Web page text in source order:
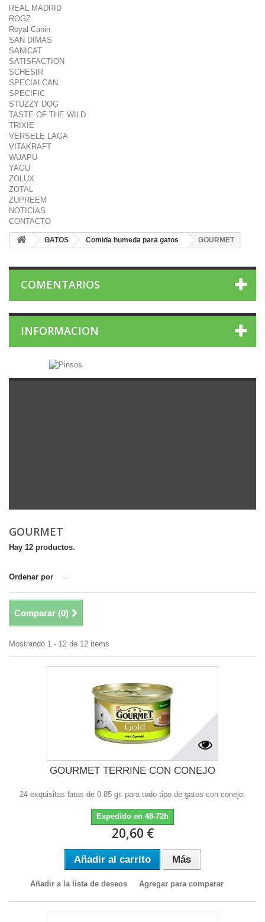
REAL MADRID
ROGZ
Royal Canin
SAN DIMAS
SANICAT
SATISFACTION
SCHESIR
SPECIALCAN
SPECIFIC
STUZZY DOG
TASTE OF THE WILD
TRIXIE
VERSELE LAGA
VITAKRAFT
WUAPU
YAGU
ZOLUX
ZOTAL
ZUPREEM
NOTICIAS
CONTACTO
GATOS Comida humeda para gatos GOURMET
COMENTARIOS
INFORMACION
GOURMET
Hay 12 productos.
Ordenar por --
Comparar (0)
Mostrando 1 - 12 de 12 items
GOURMET TERRINE CON CONEJO
24 exquisitas latas de 0.85 gr. para todo tipo de gatos con conejo.
Expedido en 48-72h
20,60 €
Añadir al carrito Más
Añadir a la lista de deseos Agregar para comparar